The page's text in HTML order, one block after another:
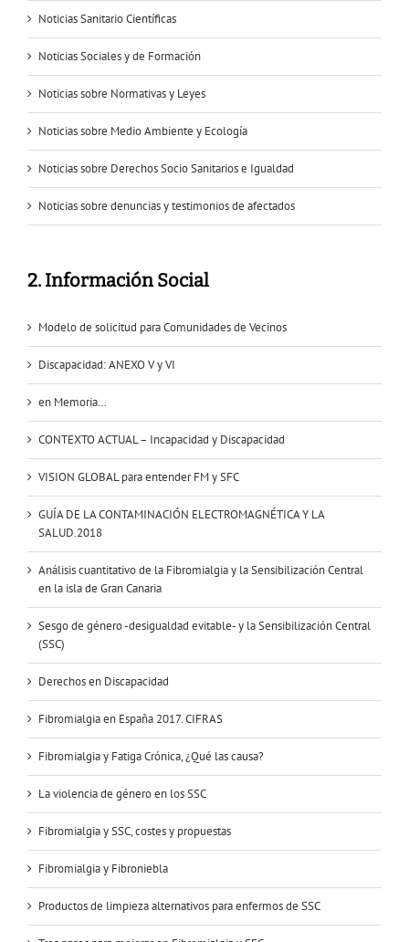
Noticias Sanitario Científicas
Noticias Sociales y de Formación
Noticias sobre Normativas y Leyes
Noticias sobre Medio Ambiente y Ecología
Noticias sobre Derechos Socio Sanitarios e Igualdad
Noticias sobre denuncias y testimonios de afectados
2. Información Social
Modelo de solicitud para Comunidades de Vecinos
Discapacidad: ANEXO V y VI
en Memoria…
CONTEXTO ACTUAL – Incapacidad y Discapacidad
VISION GLOBAL para entender FM y SFC
GUÍA DE LA CONTAMINACIÓN ELECTROMAGNÉTICA Y LA
SALUD.2018
Análisis cuantitativo de la Fibromialgia y la Sensibilización Central
en la isla de Gran Canaria
Sesgo de género -desigualdad evitable- y la Sensibilización Central
(SSC)
Derechos en Discapacidad
Fibromialgia en España 2017. CIFRAS
Fibromialgia y Fatiga Crónica, ¿Qué las causa?
La violencia de género en los SSC
Fibromialgia y SSC, costes y propuestas
Fibromialgia y Fibroniebla
Productos de limpieza alternativos para enfermos de SSC